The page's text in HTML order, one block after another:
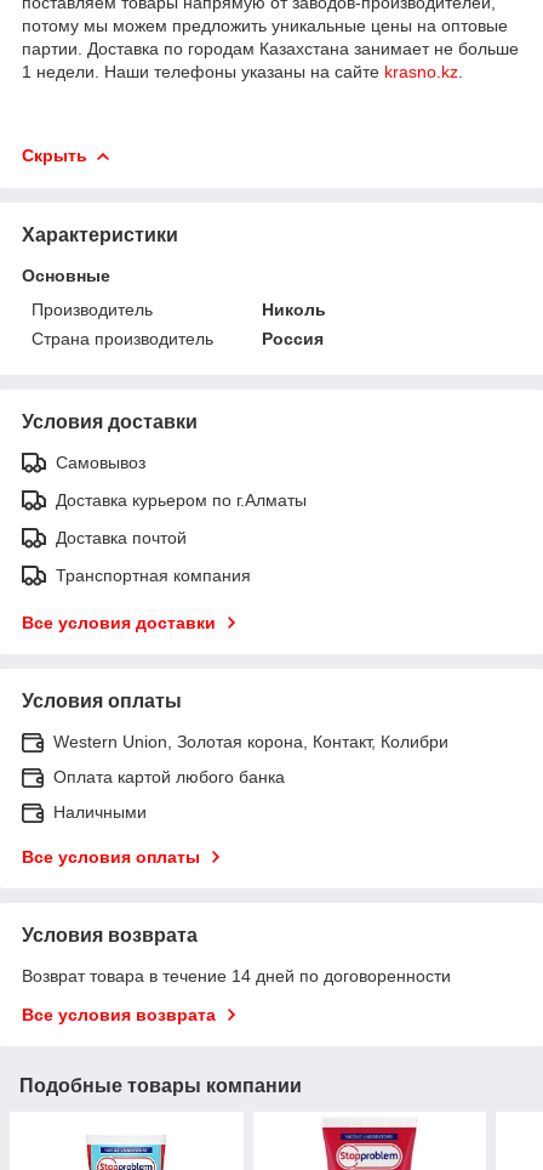
потому мы можем предложить уникальные цены на оптовые
партии. Доставка по городам Казахстана занимает не больше
1 недели. Наши телефоны указаны на сайте krasno.kz
Скрыть
Характеристики
Основные
Производитель
Николь
Страна производитель
Россия
Условия доставки
Самовывоз
Доставка курьером по г.Алматы
Доставка почтой
Транспортная компания
Все условия доставки
Условия оплаты
Western Union, Золотая корона, Контакт, Колибри
Оплата картой любого банка
Наличными
Все условия оплаты
Условия возврата
Возврат товара в течение 14 дней по договоренности
Все условия возврата
Подобные товары компании